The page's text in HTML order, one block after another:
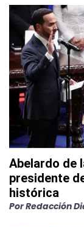
Abelardo de
presidente
histórica
PorRedacción